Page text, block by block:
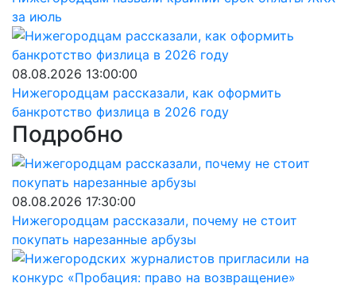
за июль
08.08.2026 13:00:00
Нижегородцам рассказали, как оформить
банкротство физлица в 2026 году
Подробно
08.08.2026 17:30:00
Нижегородцам рассказали, почему не стоит
покупать нарезанные арбузы